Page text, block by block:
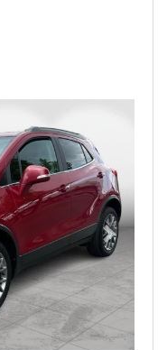
Next